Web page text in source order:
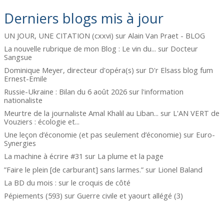
Derniers blogs mis à jour
UN JOUR, UNE CITATION (cxxvi) surAlain Van Praet - BLOG
La nouvelle rubrique de mon Blog : Le vin du... sur Docteur
Sangsue
Dominique Meyer, directeur d'opéra(s) sur D'r Elsass blog fum
Ernest-Emile
Russie-Ukraine : Bilan du 6 août 2026 surl'information
nationaliste
Meurtre de la journaliste Amal Khalil au Liban... sur L'AN VERT de
Vouziers : écologie et...
Une leçon d’économie (et pas seulement d’économie) sur Euro-
Synergies
La machine à écrire #31 sur La plume et la page
”Faire le plein [de carburant] sans larmes.” sur Lionel Baland
La BD du mois : surle croquis de côté
Pépiements (593) surGuerre civile et yaourt allégé (3)